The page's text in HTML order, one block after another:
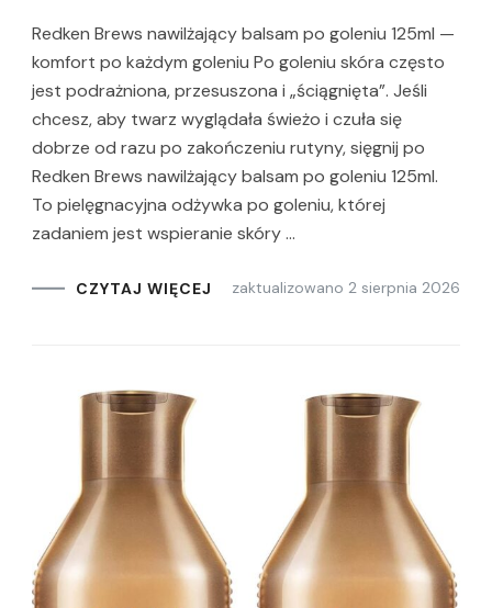
Redken Brews nawilżający balsam po goleniu 125ml —
komfort po każdym goleniu Po goleniu skóra często
jest podrażniona, przesuszona i „ściągnięta”. Jeśli
chcesz, aby twarz wyglądała świeżo i czuła się
dobrze od razu po zakończeniu rutyny, sięgnij po
Redken Brews nawilżający balsam po goleniu 125ml.
To pielęgnacyjna odżywka po goleniu, której
zadaniem jest wspieranie skóry …
CZYTAJ WIĘCEJ zaktualizowano 2 sierpnia 2026